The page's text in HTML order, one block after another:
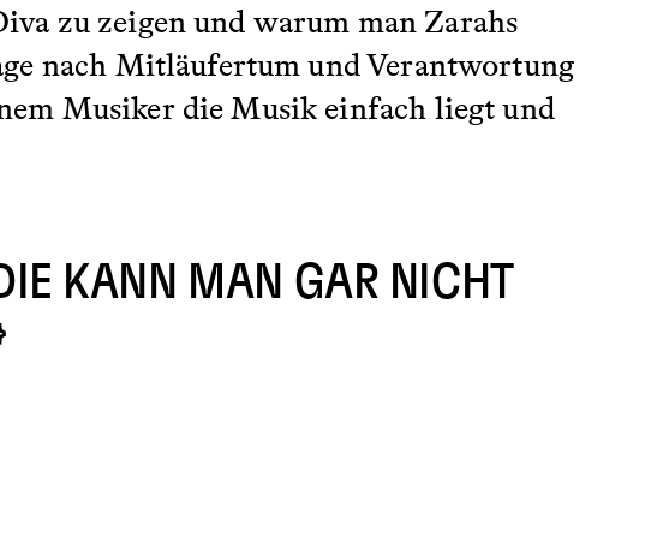
zu zeigen und warum man Zarahs
nach Mitläufertum und Verantwortung
Musiker die Musik einfach liegt und
KANN MAN GAR NICHT